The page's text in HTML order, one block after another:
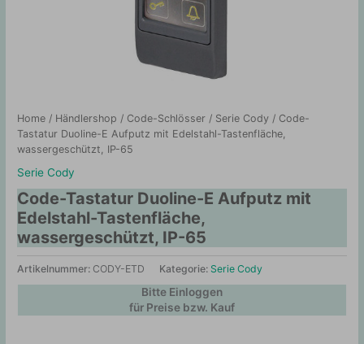
Home / Händlershop / Code-Schlösser / Serie Cody / Code-
Tastatur Duoline-E Aufputz mit Edelstahl-Tastenfläche,
wassergeschützt, IP-65
Serie Cody
Code-Tastatur Duoline-E Aufputz mit
Edelstahl-Tastenfläche,
wassergeschützt, IP-65
Artikelnummer: CODY-ETD Kategorie: Serie Cody
Bitte Einloggen
für Preise bzw. Kauf